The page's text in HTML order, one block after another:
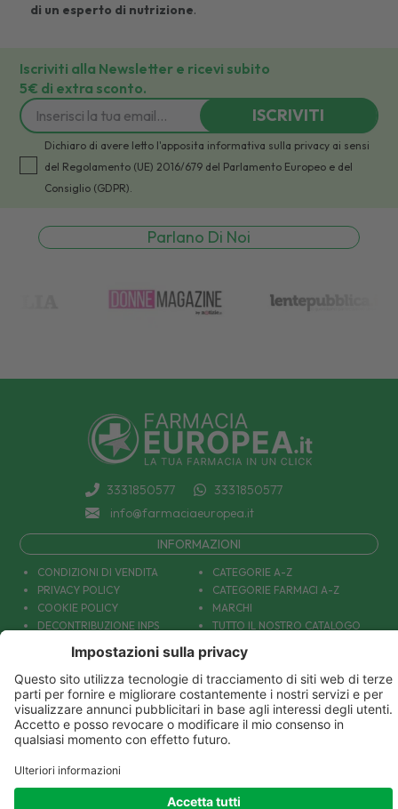
di un esperto di nutrizione.
Iscriviti alla Newsletter e ricevi subito
5€ di extra sconto.
ISCRIVITI
Dichiaro di avere letto l'apposita informativa sulla privacy ai sensi
del Regolamento (UE) 2016/679 del Parlamento Europeo e del
Consiglio (GDPR).
Parlano Di Noi
3331850577
3331850577
info@farmaciaeuropea.it
INFORMAZIONI
CONDIZIONI DI VENDITA
PRIVACY POLICY
COOKIE POLICY
DECONTRIBUZIONE INPS
PAGAMENTI
COUPON E OFFERTE
PATOLOGIE: CAUSE E RIMEDI
CATEGORIE A-Z
CATEGORIE FARMACI A-Z
MARCHI
TUTTO IL NOSTRO CATALOGO
CONTATTACI
DIVENTIAMO AMICI!